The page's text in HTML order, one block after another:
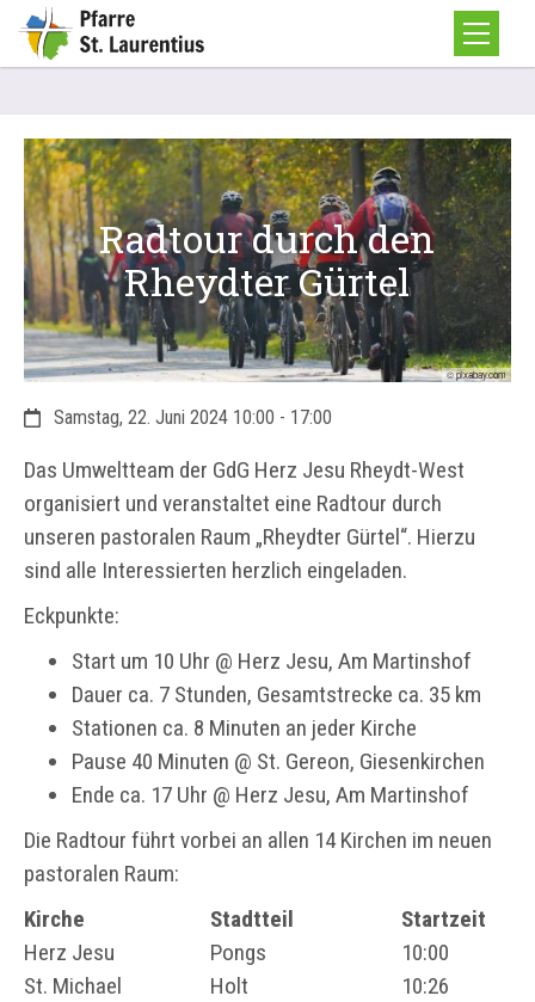
Radtour durch den
Rheydter Gürtel
© pixabay.com
Datum:Samstag, 22. Juni 2024 10:00 - 17:00
Das Umweltteam der GdG Herz Jesu Rheydt-West
organisiert und veranstaltet eine Radtour durch
unseren pastoralen Raum „Rheydter Gürtel“. Hierzu
sind alle Interessierten herzlich eingeladen.
Eckpunkte:
Start um 10 Uhr @ Herz Jesu, Am Martinshof
Dauer ca. 7 Stunden, Gesamtstrecke ca. 35 km
Stationen ca. 8 Minuten an jeder Kirche
Pause 40 Minuten @ St. Gereon, Giesenkirchen
Ende ca. 17 Uhr @ Herz Jesu, Am Martinshof
Die Radtour führt vorbei an allen 14 Kirchen im neuen
pastoralen Raum:
Kirche
Stadtteil
Startzeit
Herz Jesu
Pongs
10:00
St. Michael
Holt
10:26